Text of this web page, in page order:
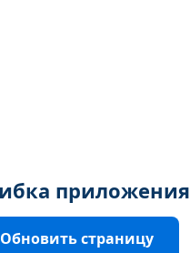
приложения
Обновить страницу